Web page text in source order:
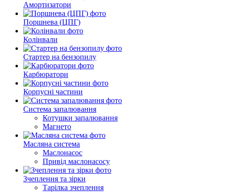
Амортизатори
Поршнева (ЦПГ)
Колінвали
Стартер на бензопилу
Карбюратори
Корпусні частини
Система запалювання
Котушки запалювання
Магнето
Масляна система
Маслонасос
Привід маслонасосу
Зчеплення та зірки
Тарілка зчеплення